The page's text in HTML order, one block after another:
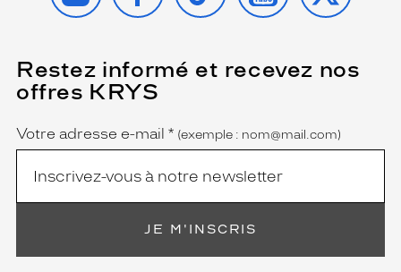
Restez informé et recevez nos
offres KRYS
Name
Votre adresse e-mail *
(Ce
champ
est
(exemple : nom@mail.com)
JE M'INSCRIS